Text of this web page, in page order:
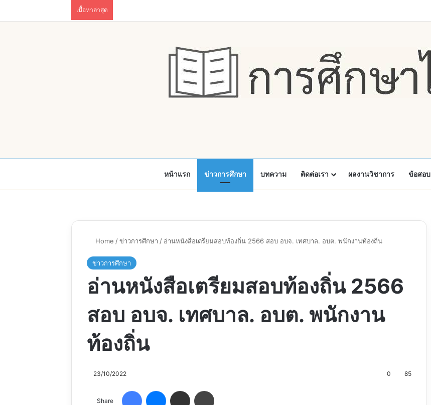
เนื้อหาล่าสุด
หน้าแรก ข่าวการศึกษา บทความ ติดต่อเรา ผลงานวิชาการ ข้อสอบ
Home /ข่าวการศึกษา / อ่านหนังสือเตรียมสอบท้องถิ่น 2566 สอบ อบจ. เทศบาล. อบต. พนักงานท้องถิ่น
ข่าวการศึกษา
อ่านหนังสือเตรียมสอบท้องถิ่น 2566
สอบ อบจ. เทศบาล. อบต. พนักงาน
ท้องถิ่น
23/10/2022 0 85
Share
FacebookMessenger
Share via Email